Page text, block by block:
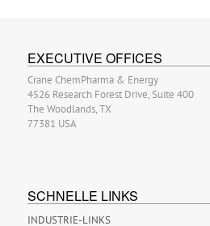
EXECUTIVE OFFICES
Crane ChemPharma & Energy
4526 Research Forest Drive, Suite 400
The Woodlands, TX
77381 USA
SCHNELLE LINKS
INDUSTRIE-LINKS